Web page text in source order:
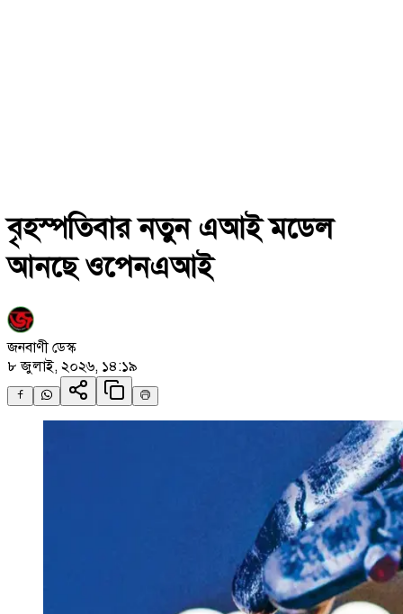
বৃহস্পতিবার নতুন এআই মডেল
আনছে ওপেনএআই
জনবাণী ডেস্ক
৮ জুলাই, ২০২৬, ১৪:১৯